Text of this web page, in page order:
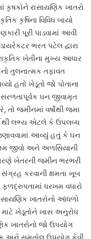
રાસાયણિક ખાતરો
કૃષિના વિવિધ બાયો
પૂરી પાડવામાં આવી
ભરત પટેલ દ્વારા
ખેતીના મુખ્ય આધાર
તુલનાત્મક તફાવત
હતો ખેડૂતો જો પોતાના
ઘન જીવામૃત
જમીનમાં વર્ષોથી જમા
લભ્ય એટલે કે ઉપલબ્ધ
આવ્યું હતું કે ઘન
જીવો અને અળસિયાની
ખેતરની જમીન ભરભરી
કરવાની ક્ષમતા ખૂબ
ધરખમ વધારો
ખાતરોનો આંધળો
માટે ખેડૂતોને ખાસ અનુરોધ
ખાતરોનો જો ઉપયોગ